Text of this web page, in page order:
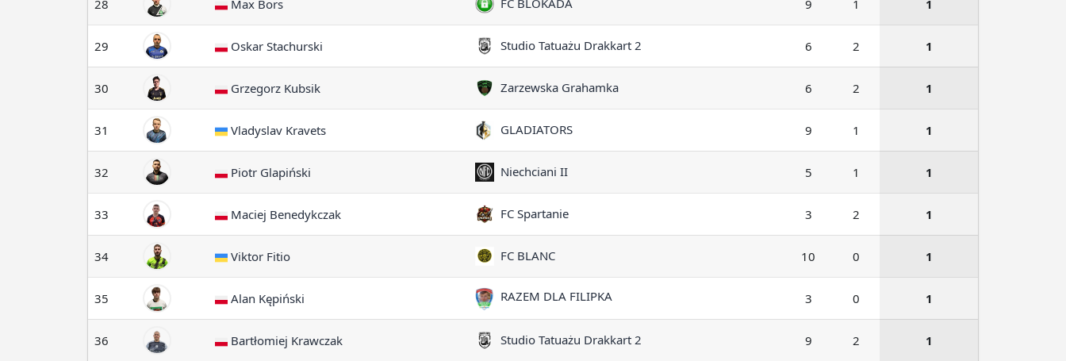
28 Max Bors FC BLOKADA 9 1 1
29 Oskar Stachurski Studio Tatuażu Drakkart 2 6 2 1
30 Grzegorz Kubsik Zarzewska Grahamka 6 2 1
31 Vladyslav Kravets GLADIATORS 9 1 1
32 Piotr Glapiński Niechciani II 5 1 1
33 Maciej Benedykczak FC Spartanie 3 2 1
34 Viktor Fitio FC BLANC 10 0 1
35 Alan Kępiński RAZEM DLA FILIPKA 3 0 1
36 Bartłomiej Krawczak Studio Tatuażu Drakkart 2 9 2 1